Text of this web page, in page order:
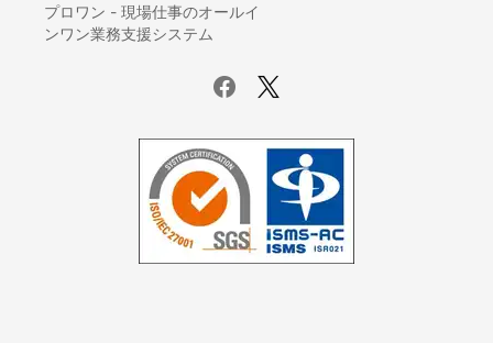
ログ管理システム
サーバー監視ツール
ホスティングサービス
UTM(統合脅威管理)
データバックアップ製品
ファイル転送サービス
プロワン - 現場仕事のオールイ
ンワン業務支援システム